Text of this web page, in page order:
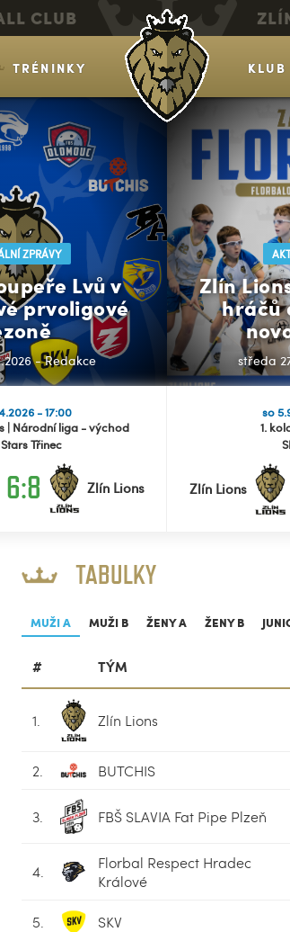
CLUB
TRÉNINKY KLUB
ZPRÁVY
Lvů v
prvoligové
- Redakce
Zlín
hráčů
středa
- 17:00
| Národní liga - východ
Třinec
6:8 Zlín Lions
so
1.
Zlín Lions
TABULKY
MUŽI A MUŽI B ŽENY A ŽENY B
# TÝM
1. Zlín Lions
2. BUTCHIS
3. FBŠ SLAVIA Fat Pipe Plzeň
4.
Florbal Respect Hradec
Králové
5. SKV